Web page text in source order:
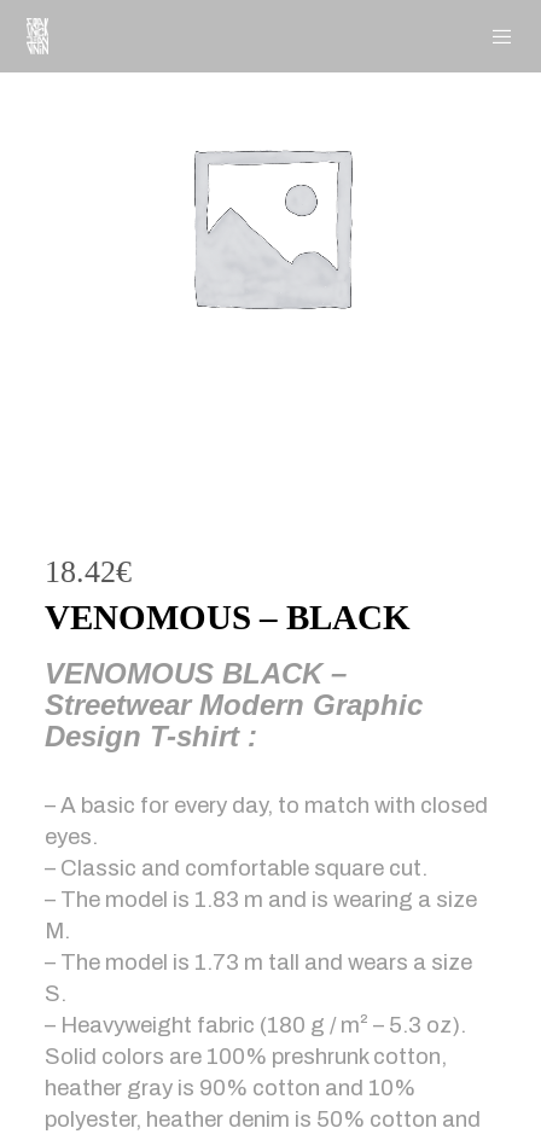
18.42€
VENOMOUS – BLACK
VENOMOUS BLACK –
Streetwear Modern Graphic
Design T-shirt :
– A basic for every day, to match with closed
eyes.
– Classic and comfortable square cut.
– The model is 1.83 m and is wearing a size
M.
– The model is 1.73 m tall and wears a size
S.
– Heavyweight fabric (180 g / m² – 5.3 oz).
Solid colors are 100% preshrunk cotton,
heather gray is 90% cotton and 10%
polyester, heather denim is 50% cotton and